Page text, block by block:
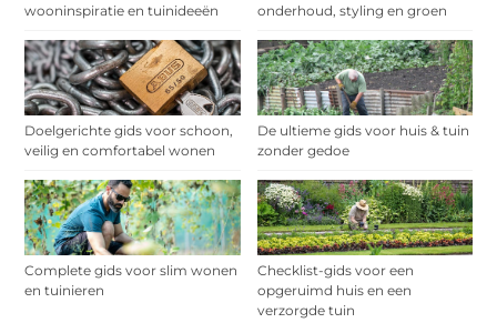
wooninspiratie en tuinideeën
onderhoud, styling en groen
Doelgerichte gids voor schoon,
veilig en comfortabel wonen
De ultieme gids voor huis & tuin
zonder gedoe
Complete gids voor slim wonen
en tuinieren
Checklist-gids voor een
opgeruimd huis en een
verzorgde tuin